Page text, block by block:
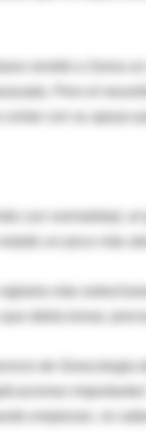
remitió a Sonia
Pero el
con su apoyo
con normalidad,
un poco más
más
de Ginecología